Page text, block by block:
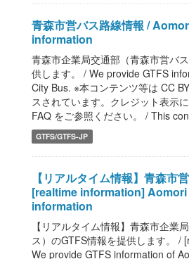
青森市営バス路線情報 /
information
青森市企業局交通部（青森市営バ
供します。 / We provide GTFS
City Bus. ※本コンテンツ等は CC
スされています。クレジット表示
FAQ をご参照ください。 / This
GTFS/GTFS-JP
【リアルタイム情報】青森市
[realtime information]
information
【リアルタイム情報】青森市企業
ス）のGTFS情報を提供します。 /
We provide GTFS information of